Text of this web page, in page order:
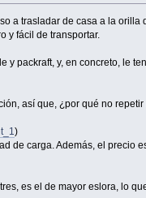
a trasladar de casa a la
y fácil de transportar.
y packraft, y, en concreto, le
así que, ¿por qué no repetir
)
de carga. Además, el precio
es el de mayor eslora, lo